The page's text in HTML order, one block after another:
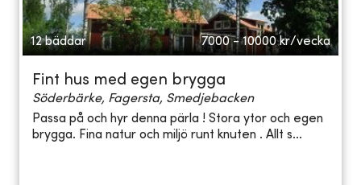
12 bäddar 7000 - 10000 kr/vecka
Fint hus med egen brygga
Söderbärke, Fagersta, Smedjebacken
Passa på och hyr denna pärla ! Stora ytor och egen
brygga. Fina natur och miljö runt knuten . Allt s...